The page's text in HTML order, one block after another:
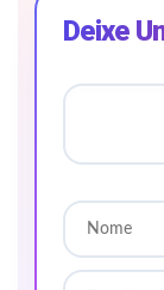
Deixe